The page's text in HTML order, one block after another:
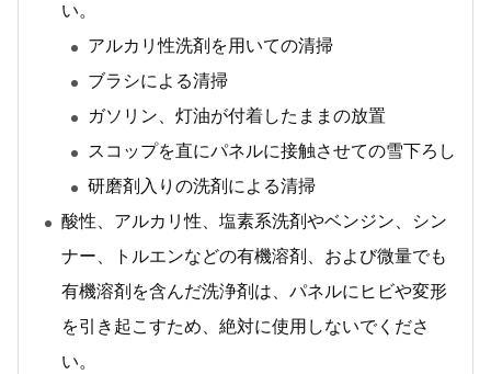
い。
アルカリ性洗剤を用いての清掃
ブラシによる清掃
ガソリン、灯油が付着したままの放置
スコップを直にパネルに接触させての雪下ろし
研磨剤入りの洗剤による清掃
酸性、アルカリ性、塩素系洗剤やベンジン、シン
ナー、トルエンなどの有機溶剤、および微量でも
有機溶剤を含んだ洗浄剤は、パネルにヒビや変形
を引き起こすため、絶対に使用しないでくださ
い。